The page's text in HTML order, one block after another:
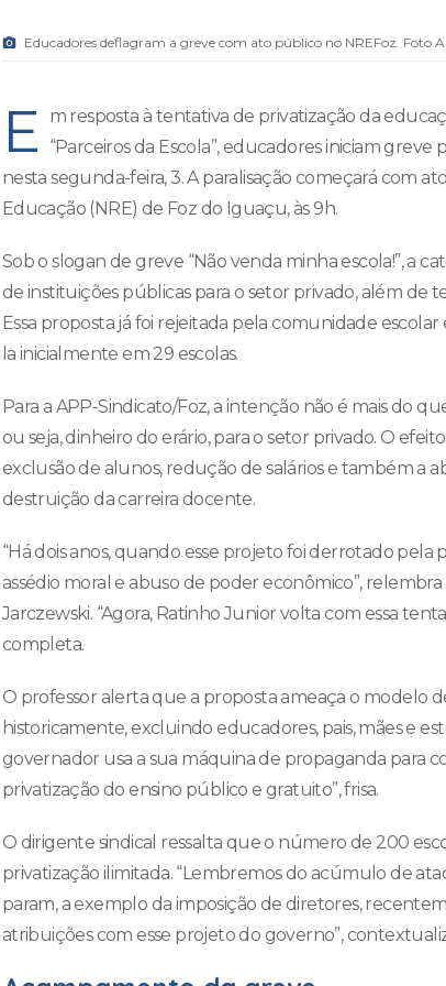
Educadores deflagram a greve com ato público no NREFoz. Foto
E
m resposta à tentativa de privatização da
“Parceiros da Escola”, educadores iniciam
nesta segunda-feira, 3. A paralisação começará com
Educação (NRE) de Foz do Iguaçu, às 9h.
Sob o slogan de greve “Não venda minha escola!”, a
de instituições públicas para o setor privado, além de
Essa proposta já foi rejeitada pela comunidade
la inicialmente em 29 escolas.
Para a APP-Sindicato/Foz, a intenção não é mais do
ou seja, dinheiro do erário, para o setor privado. O
exclusão de alunos, redução de salários e também a
destruição da carreira docente.
“Há dois anos, quando esse projeto foi derrotado pela
assédio moral e abuso de poder econômico”,
Jarczewski. “Agora, Ratinho Junior volta com essa
completa.
O professor alerta que a proposta ameaça o modelo
historicamente, excluindo educadores, pais, mães e
governador usa a sua máquina de propaganda para
privatização do ensino público e gratuito”, frisa.
O dirigente sindical ressalta que o número de 200
privatização ilimitada. “Lembremos do acúmulo de
param, a exemplo da imposição de diretores,
atribuições com esse projeto do governo”,